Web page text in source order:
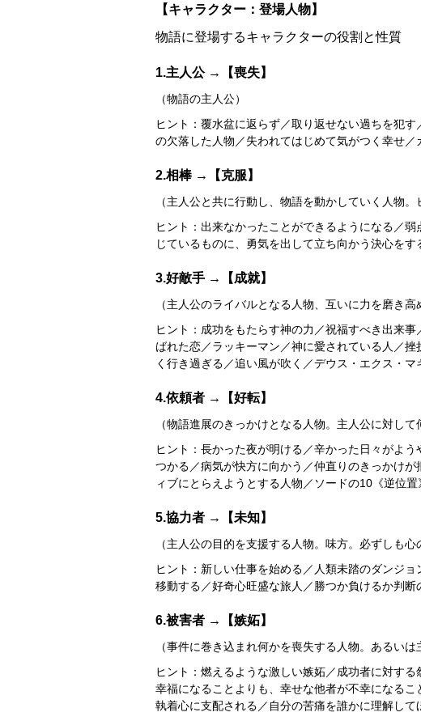
【キャラクター：登場人物】
物語に登場するキャラクターの役割と性質
1.主人公 →【喪失】
（物語の主人公）
ヒント：覆水盆に返らず／取り返せない過ちを犯
の欠落した人物／失われてはじめて気がつく幸せ／
2.相棒 →【克服】
（主人公と共に行動し、物語を動かしていく人物
ヒント：出来なかったことができるようになる／
じているものに、勇気を出して立ち向かう決心を
3.好敵手 →【成就】
（主人公のライバルとなる人物、互いに力を磨き
ヒント：成功をもたらす神の力／祝福すべき出来
ばれた恋／ラッキーマン／神に愛されている人／
く行き過ぎる／追い風が吹く／デウス・エクス・マ
4.依頼者 →【好転】
（物語進展のきっかけとなる人物。主人公に対し
ヒント：長かった夜が明ける／辛かった日々がよ
つかる／病気が快方に向かう／仲直りのきっかけ
ィブにとらえようとする人物／ソードの10《逆位置
5.協力者 →【未知】
（主人公の目的を支援する人物。味方。必ずしも
ヒント：新しい仕事を始める／人類未踏のダンジ
移動する／好奇心旺盛な旅人／勝つか負けるか判
6.被害者 →【嫉妬】
（事件に巻き込まれ何かを喪失する人物。あるい
ヒント：燃えるような激しい嫉妬／成功者に対す
幸福になることよりも、幸せな他者が不幸になる
執着心に支配される／自分の苦痛を誰かに理解して